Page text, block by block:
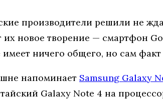
производители решили не
их новое творение — смартфон
ничего общего, но сам
напоминает Samsung Galaxy
Galaxy Note 4 на